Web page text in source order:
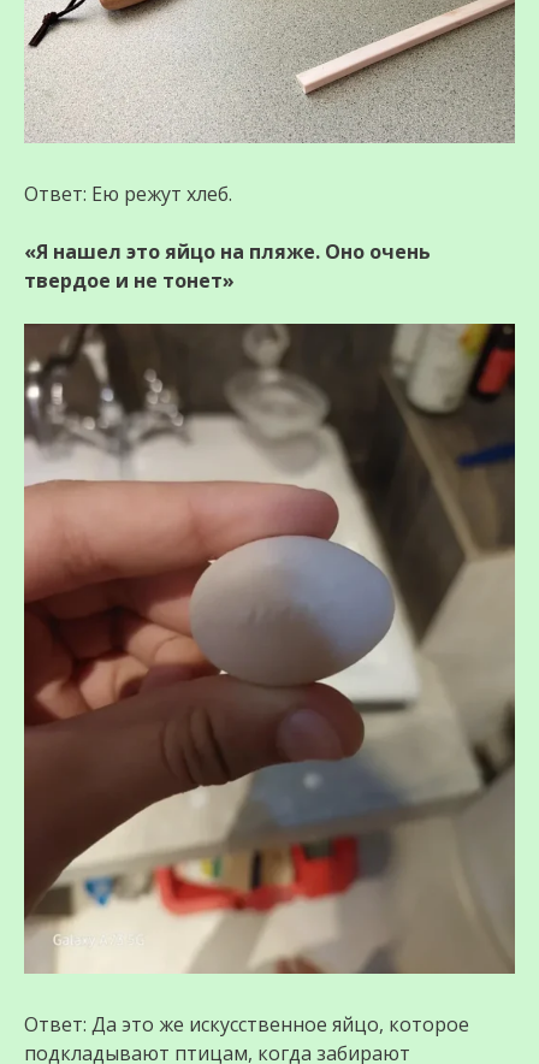
Ответ: Ею режут хлеб.
«Я нашел это яйцо на пляже. Оно очень
твердое и не тонет»
Ответ: Да это же искусственное яйцо, которое
подкладывают птицам, когда забирают